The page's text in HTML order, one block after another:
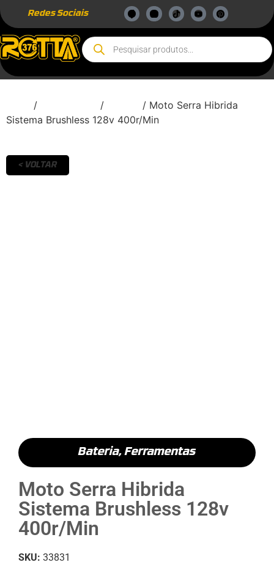
Redes Sociais
/ /
/ Moto Serra Hibrida
Sistema Brushless 128v 400r/Min
< VOLTAR
Bateria,Ferramentas
Moto Serra Hibrida
Sistema Brushless 128v
400r/Min
SKU: 33831